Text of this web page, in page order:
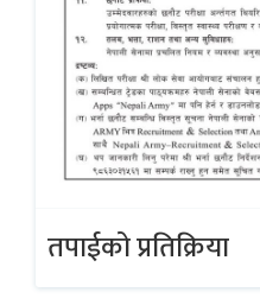
तपाईको प्रतिक्रिया